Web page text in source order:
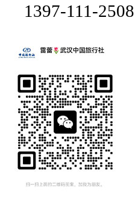
1397-111-2508